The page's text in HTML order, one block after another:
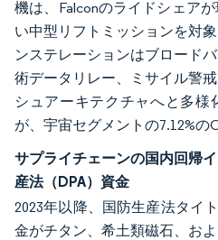
機は、Falconのライドシェア
い中型リフトミッションを対
ンステレーションはブロード
術データリレー、ミサイル警
シュアーキテクチャへと多様
が、宇宙セグメントの7.12%の
サプライチェーンの国内回帰
産法（DPA）資金
2023年以降、国防生産法タイ
金がチタン、希土類磁石、お